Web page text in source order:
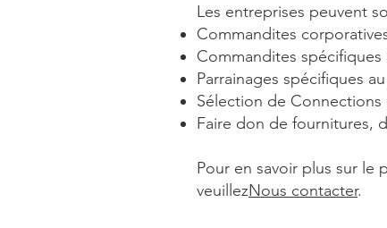
Les entreprises peuvent
Commandites
Commandites spécifiques
Parrainages spécifiques
Sélection de
Faire don de fournitures,
Pour en savoir plus sur le
veuillezNous contacter.